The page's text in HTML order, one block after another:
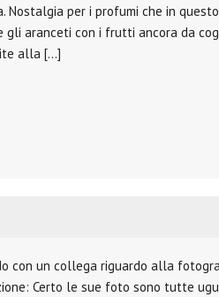
per i profumi che in
aranceti con i frutti ancora da
alla […]
con un collega riguardo alla
Certo le sue foto sono tutte